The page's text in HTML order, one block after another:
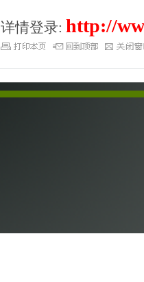
详情登录: http://